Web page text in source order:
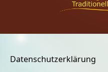
Datenschutzerklärung